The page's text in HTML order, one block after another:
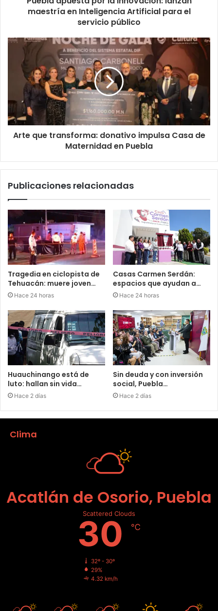
maestría en Inteligencia Artificial para el
servicio público
Arte que transforma: donativo impulsa Casa de
Maternidad en Puebla
Publicaciones relacionadas
Tragedia en ciclopista de
Tehuacán: muere joven…
Hace 24 horas
Casas Carmen Serdán:
espacios que ayudan a…
Hace 24 horas
Huauchinango está de
luto: hallan sin vida…
Hace 2 días
Sin deuda y con inversión
social, Puebla…
Hace 2 días
Clima
Acatlán de Osorio, Puebla
Scattered Clouds
30 ℃
32º - 30º
29%
4.32 km/h